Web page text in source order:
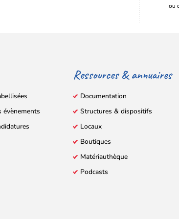
ou
évènements
Ressources & annuaires
Documentation
Structures & dispositifs
Locaux
Boutiques
Matériauthèque
Podcasts